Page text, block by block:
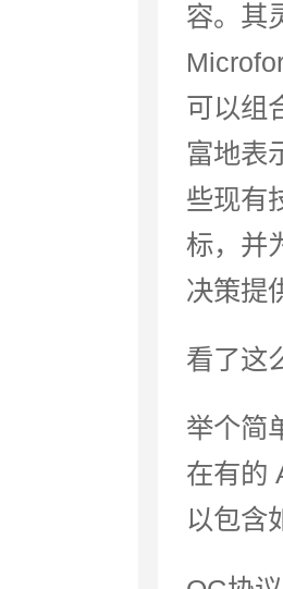
容。其
可以组
富地表
些现有
标，并
决策提
看了这
举个简
在有的
以包含